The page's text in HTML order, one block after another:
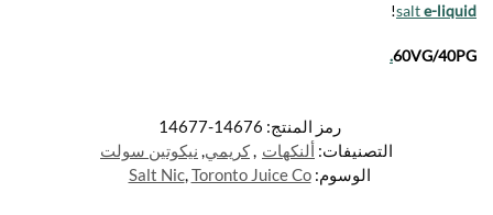
salte-liquid
!
60VG/40PG
.
رمز المنتج: 14676-14677
التصنيفات: ألنكهات ,كريمي, نيكوتين سولت
الوسوم:
Salt Nic,Toronto Juice Co